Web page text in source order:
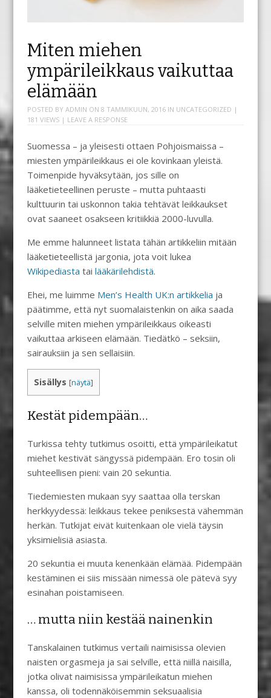
Miten miehen
ympärileikkaus vaikuttaa
elämään
POSTED BY ADMIN ON 8 TAMMIKUUN, 2016IN UNCATEGORIZED |
181 VIEWS | LEAVE A RESPONSE
Suomessa – ja yleisesti ottaen Pohjoismaissa –
miesten ympärileikkaus ei ole kovinkaan yleistä.
Toimenpide hyväksytään, jos sille on
lääketieteellinen peruste – mutta puhtaasti
kulttuurin tai uskonnon takia tehtävät leikkaukset
ovat saaneet osakseen kritiikkiä 2000-luvulla.
Me emme halunneet listata tähän artikkeliin mitään
lääketieteellistä jargonia, jota voit lukea
Wikipediasta tai lääkärilehdistä.
Ehei, me luimme Men’s Health UK:n artikkelia ja
päätimme, että nyt suomalaistenkin on aika saada
selville miten miehen ympärileikkaus oikeasti
vaikuttaa arkiseen elämään. Tiedätkö – seksiin,
sairauksiin ja sen sellaisiin.
Sisällys [näytä]
Kestät pidempään…
Turkissa tehty tutkimus osoitti, että ympärileikatut
miehet kestivät sängyssä pidempään. Ero tosin oli
suhteellisen pieni: vain 20 sekuntia.
Tiedemiesten mukaan syy saattaa olla terskan
herkkyydessä: leikkaus tekee peniksestä vähemmän
herkän. Tutkijat eivät kuitenkaan ole vielä täysin
yksimielisiä asiasta.
20 sekuntia ei muuta kenenkään elämää. Pidempään
kestäminen ei siis missään nimessä ole pätevä syy
esinahan poistamiseen.
… mutta niin kestää nainenkin
Tanskalainen tutkimus vertaili naimisissa olevien
naisten orgasmeja ja sai selville, että niillä naisilla,
jotka olivat naimisissa ympärileikatun miehen
kanssa, oli todennäköisemmin seksuaalisia